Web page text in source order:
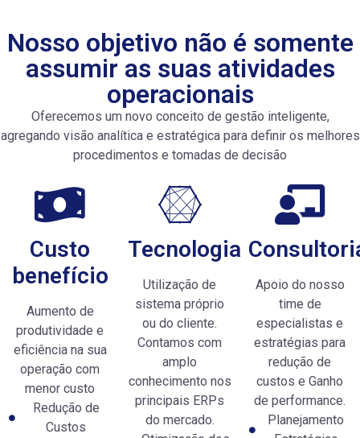
Nosso objetivo não é somente
assumir as suas atividades
operacionais
Oferecemos um novo conceito de gestão inteligente,
agregando visão analítica e estratégica para definir os melhores
procedimentos e tomadas de decisão
Custo
benefício
Aumento de
produtividade e
eficiência na sua
operação com
menor custo
Redução de
Custos
Tecnologia
Utilização de
sistema próprio
ou do cliente.
Contamos com
amplo
conhecimento nos
principais ERPs
do mercado.
Apoio do nosso
time de
especialistas e
estratégias para
redução de
custos e Ganho
de performance.
Planejamento